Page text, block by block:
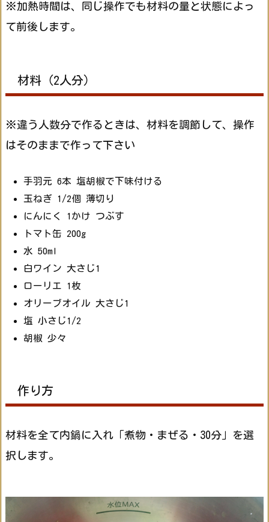
※加熱時間は、同じ操作でも材料の量と状態によっ
て前後します。
材料（2人分）
※違う人数分で作るときは、材料を調節して、操作
はそのままで作って下さい
手羽元 6本 塩胡椒で下味付ける
玉ねぎ 1/2個 薄切り
にんにく 1かけ つぶす
トマト缶 200g
水 50ml
白ワイン 大さじ1
ローリエ 1枚
オリーブオイル 大さじ1
塩 小さじ1/2
胡椒 少々
作り方
材料を全て内鍋に入れ「煮物・まぜる・30分」を選
択します。